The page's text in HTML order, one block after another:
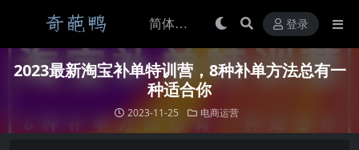
登录
2023最新淘宝补单特训营，8种补单方法总有一
种适合你
2023-11-25 电商运营